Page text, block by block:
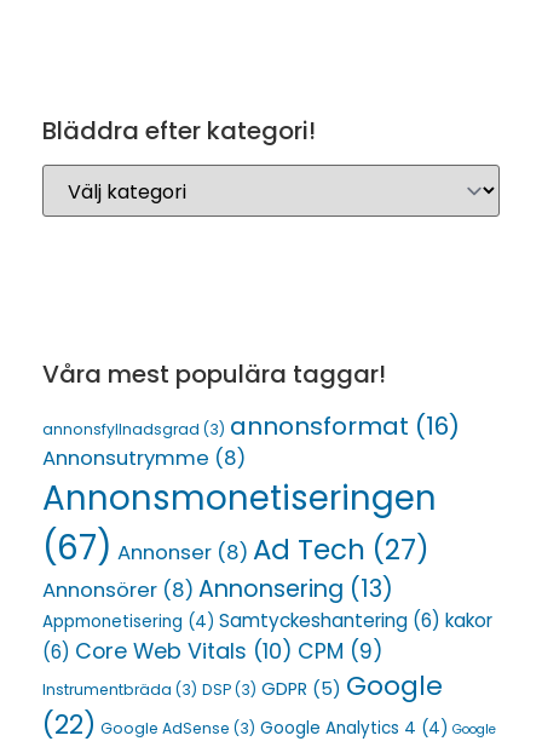
Bläddra efter kategori!
Våra mest populära taggar!
annonsfyllnadsgrad (3) annonsformat (16)
Annonsutrymme (8)
Annonsmonetiseringen
(67) Annonser (8) Ad Tech (27)
Annonsörer (8) Annonsering (13)
Appmonetisering (4) Samtyckeshantering (6) kakor
(6) Core Web Vitals (10) CPM (9)
Instrumentbräda (3) DSP(3) GDPR (5) Google
(22) Google AdSense (3) Google Analytics 4 (4) Google